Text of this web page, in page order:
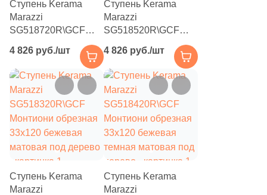
21x28.5 (
22.35x25.81 ( 4 )
22.7x29.9 (1)
22x37 (4)
22.2x26.8 (2 )
22.3x29.8 (5)
Ступень Kerama
Marazzi
SG518720R\GCF
Монтиони обрезная
33x120 серая
матовая под дерево
4 826 руб./шт
Ступень Kerama
Marazzi
SG518520R\GCF
Монтиони обрезная
33x120 коричневая
матовая под дерево
4 826 руб./шт
Ступень Kerama
Marazzi
Ступень Kerama
Marazzi